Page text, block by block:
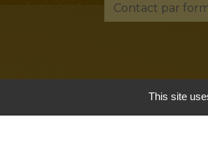
Contact par
This site